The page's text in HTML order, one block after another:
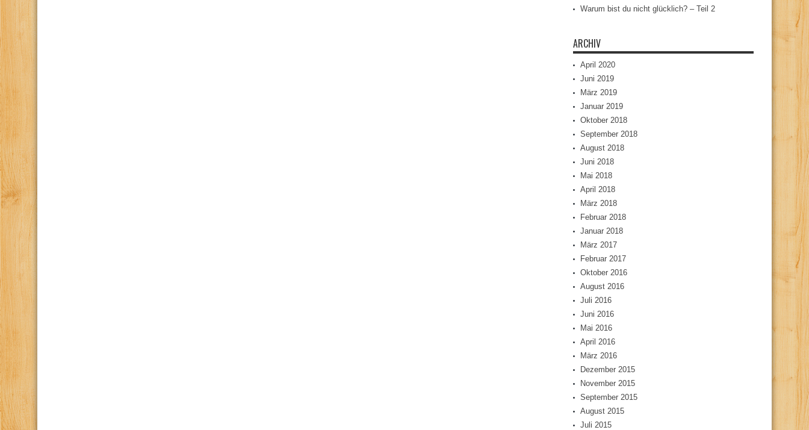
Warum bist du nicht glücklich? – Teil 2
ARCHIV
April 2020
Juni 2019
März 2019
Januar 2019
Oktober 2018
September 2018
August 2018
Juni 2018
Mai 2018
April 2018
März 2018
Februar 2018
Januar 2018
März 2017
Februar 2017
Oktober 2016
August 2016
Juli 2016
Juni 2016
Mai 2016
April 2016
März 2016
Dezember 2015
November 2015
September 2015
August 2015
Juli 2015